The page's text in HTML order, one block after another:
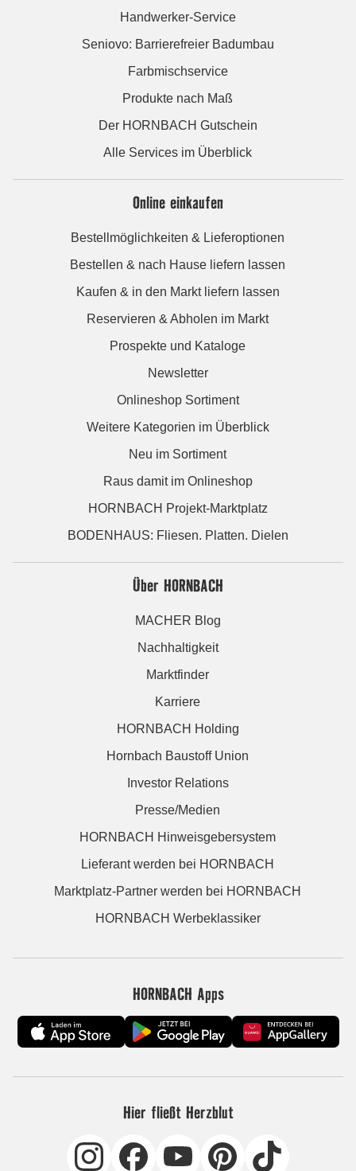
Handwerker-Service
Seniovo: Barrierefreier Badumbau
Farbmischservice
Produkte nach Maß
Der HORNBACH Gutschein
Alle Services im Überblick
Online einkaufen
Bestellmöglichkeiten & Lieferoptionen
Bestellen & nach Hause liefern lassen
Kaufen & in den Markt liefern lassen
Reservieren & Abholen im Markt
Prospekte und Kataloge
Newsletter
Onlineshop Sortiment
Weitere Kategorien im Überblick
Neu im Sortiment
Raus damit im Onlineshop
HORNBACH Projekt-Marktplatz
BODENHAUS: Fliesen. Platten. Dielen
Über HORNBACH
MACHER Blog
Nachhaltigkeit
Marktfinder
Karriere
HORNBACH Holding
Hornbach Baustoff Union
Investor Relations
Presse/Medien
HORNBACH Hinweisgebersystem
Lieferant werden bei HORNBACH
Marktplatz-Partner werden bei HORNBACH
HORNBACH Werbeklassiker
HORNBACH Apps
Hier fließt Herzblut